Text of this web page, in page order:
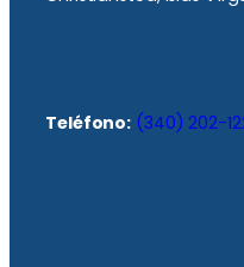
Teléfono: (340) 202-